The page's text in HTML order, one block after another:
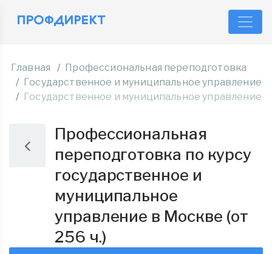
Главная
Профессиональная переподготовка
Государственное и муниципальное управление
Государственное и муниципальное управление
Профессиональная
переподготовка по курсу
государственное и
муниципальное
управление в Москве (от
256 ч.)